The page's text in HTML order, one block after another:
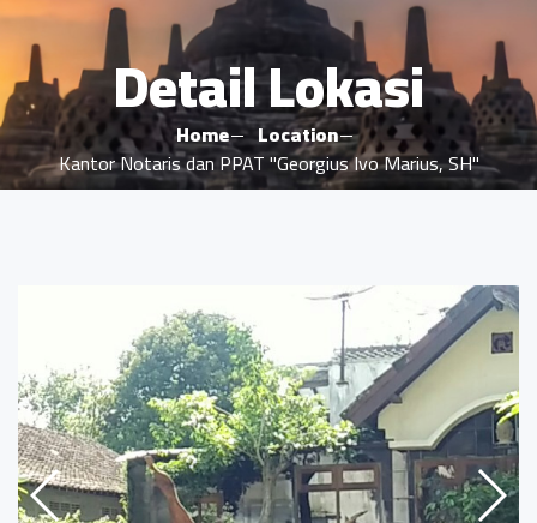
Detail Lokasi
Home
Location
Kantor Notaris dan PPAT "Georgius Ivo Marius, SH"